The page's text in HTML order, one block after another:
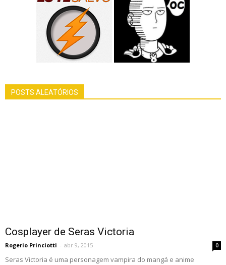
POSTS ALEATÓRIOS
Cosplayer de Seras Victoria
Rogerio Princiotti - abr 9, 2015 0
Seras Victoria é uma personagem vampira do mangá e anime